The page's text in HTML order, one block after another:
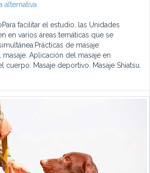
alternativa
facilitar el estudio, las Unidades
en varios áreas temáticas que se
de masaje:
Aplicación del masaje en
cuerpo. Masaje deportivo. Masaje Shiatsu.